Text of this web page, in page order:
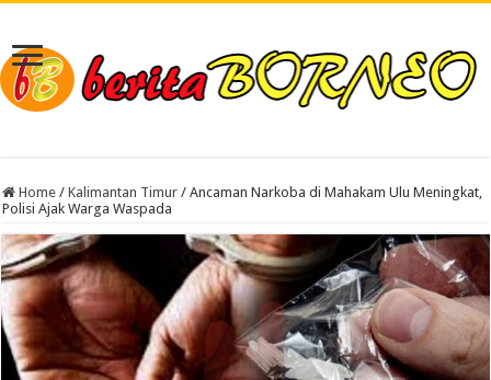
Home / Kalimantan Timur / Ancaman Narkoba di Mahakam Ulu Meningkat,
Polisi Ajak Warga Waspada